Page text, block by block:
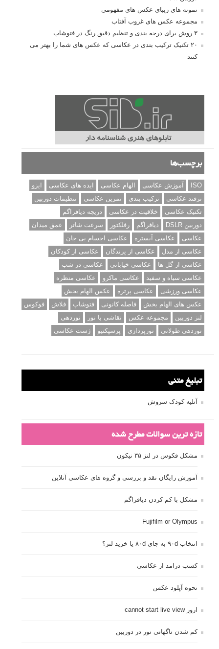
نمونه های زیبای عکس های مفهومی
مجموعه عکس های غروب آفتاب
۳ روش برای درجه بندی و تنظیم دقیق رنگ در فتوشاپ
۲۰ تکنیک ترکیب بندی در عکاسی که عکس های شما را بهتر می
کنند
برچسب‌ها
ISO آموزش عکاسی الهام عکاسی ایده های عکاسی
ایزو
ترفند عکاسی
ترکیب بندی تمرین عکاسی
تنظیمات دوربین
تکنیک عکاسی
خلاقیت در عکاسی
دریچه دیافراگم
دوربین DSLR
دیافراگم رفلکتور سرعت شاتر
عمق میدان
عکاسی
عکاسی آبستره
عکاسی اجسام بی جان
عکاسی از مدل
عکاسی از پرندگان
عکاسی از کودکان
عکاسی از گل ها
عکاسی خیابانی
عکاسی در شب
عکاسی سیاه و سفید
عکاسی ماکرو
عکاسی منظره
عکاسی ورزشی
عکاسی پرتره
عکس الهام بخش
عکس های الهام بخش
فاصله کانونی فتوشاپ فلاش
فوکوس
لنز دوربین
مجموعه عکس نقاشی با نور
نوردهی
نوردهی طولانی
نورپردازی پرسپکتیو ژست عکاسی
تبلیغ متنی
آتلیه کودک سروش
تازه ترین سوالات مطرح شده
مشکل فکوس در لنز ۳۵ نیکون
آموزش رایگان نقد و بررسی و گروه های عکاسی آنلاین
مشکل با کم کردن دیافراگم
Fujifilm or Olympus
انتخاب ۹۰d به جای ۸۰d یا خرید لنز؟
کسب درامد از عکاسی
نحوه آپلود عکس
ارور cannot start live view
کم شدن ناگهانی نور در دوربین